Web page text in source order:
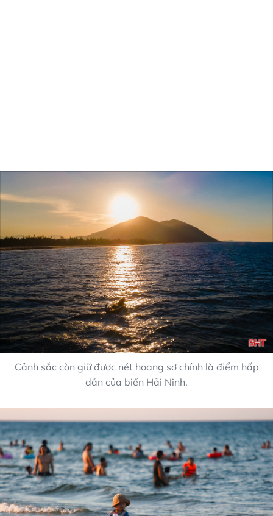
Cảnh sắc còn giữ được nét hoang sơ chính là điểm hấp
dẫn của biển Hải Ninh.